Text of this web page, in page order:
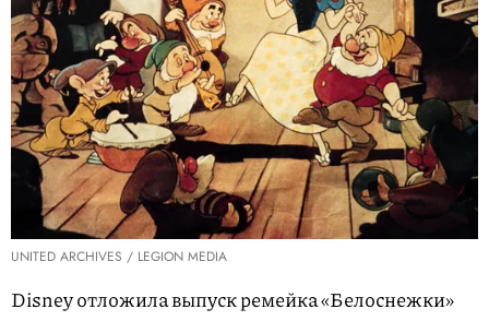
UNITED ARCHIVES / LEGION MEDIA
Disney отложила выпуск ремейка «Белоснежки»